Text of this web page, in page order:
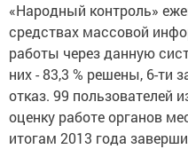
«Народный контроль»
средствах массовой
работы через данную
них - 83,3 % решены, 6-ти
отказ. 99 пользователей
оценку работе органов
итогам 2013 года